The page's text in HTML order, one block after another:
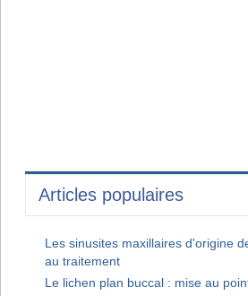
Articles populaires
Les sinusites maxillaires d'origine
au traitement
Le lichen plan buccal : mise au